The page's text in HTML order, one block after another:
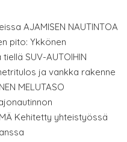
AJAMISEN NAUTINTOA
pito: Ykkönen
SUV-AUTOIHIN
ja vankka rakenne
MELUTASO
Kehitetty yhteistyössä